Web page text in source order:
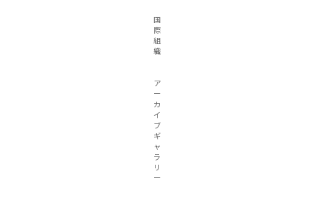
国
際
組
織
ア
ー
カ
イ
ブ
ギ
ャ
ラ
リ
ー